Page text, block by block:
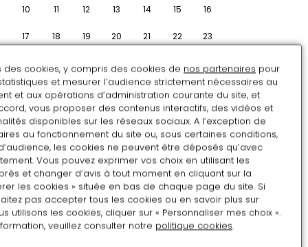
10 11 12 13 14 15 16
17 18 19 20 21 22 23
27 28 29
3 6
Mots-clés :
CHÂTEAU DE PAU LE SOIR
SON ET LUMIÈRE
HISTOIRE
PATRIMOINE HENRI IV
À découvrir
des cookies, y compris des cookies de nos partenaires pour
et mesurer l’audience strictement nécessaires au
et aux opérations d’administration courante du site, et
vous proposer des contenus interactifs, des vidéos et
disponibles sur les réseaux sociaux. A l’exception de
au fonctionnement du site ou, sous certaines conditions,
les cookies ne peuvent être déposés qu’avec
Vous pouvez exprimer vos choix en utilisant les
et changer d’avis à tout moment en cliquant sur la
les cookies » située en bas de chaque page du site. Si
pas accepter tous les cookies ou en savoir plus sur
utilisons les cookies, cliquer sur « Personnaliser mes choix ».
veuillez consulter notre politique cookies.